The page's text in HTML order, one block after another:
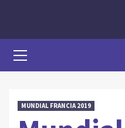
Menu
MUNDIAL FRANCIA 2019